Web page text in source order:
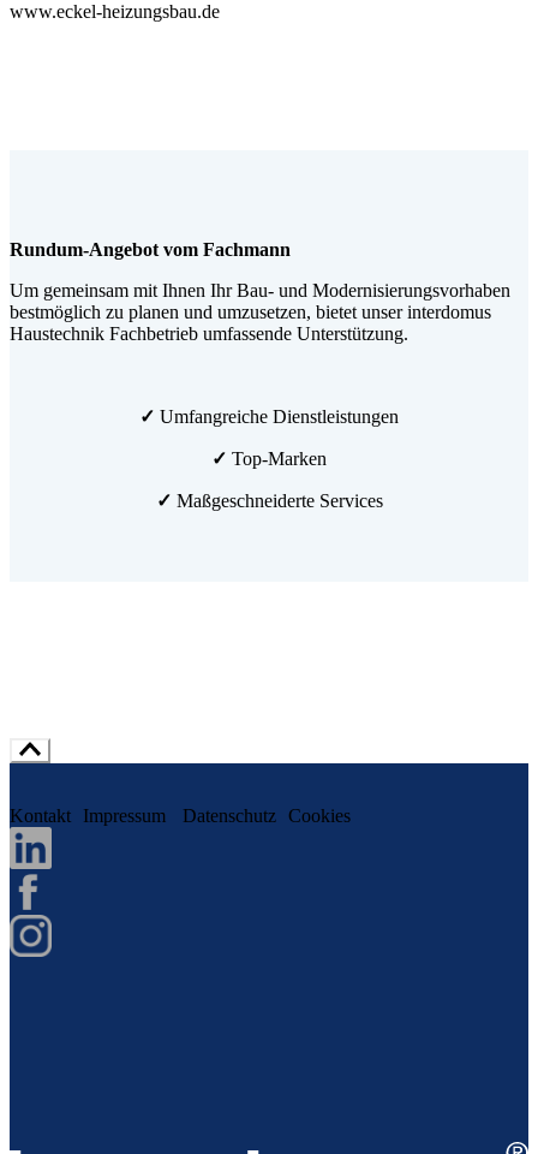
www.eckel-heizungsbau.de
Rundum-Angebot vom Fachmann
Um gemeinsam mit Ihnen Ihr Bau- und Modernisierungsvorhaben
bestmöglich zu planen und umzusetzen, bietet unser interdomus
Haustechnik Fachbetrieb umfassende Unterstützung.
✓ Umfangreiche Dienstleistungen
✓ Top-Marken
✓ Maßgeschneiderte Services
Kontakt Impressum Datenschutz Cookies